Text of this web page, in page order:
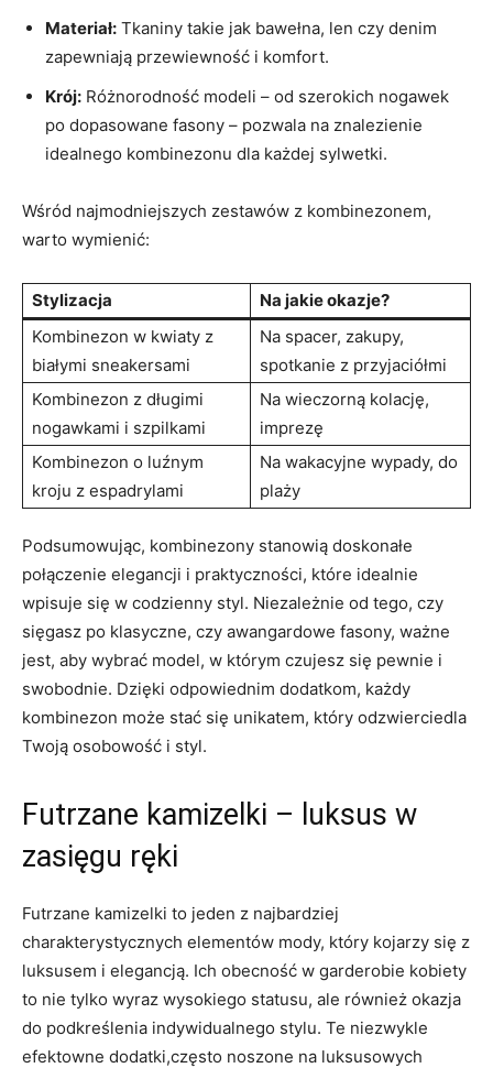
Materiał: Tkaniny takie jak bawełna, len czy denim
zapewniają przewiewność i komfort.
Krój: Różnorodność modeli – od szerokich nogawek
po dopasowane fasony – pozwala na znalezienie
idealnego kombinezonu dla każdej sylwetki.
Wśród najmodniejszych zestawów z kombinezonem,
warto wymienić:
Stylizacja
Na jakie okazje?
Kombinezon w kwiaty z
białymi sneakersami
Na spacer, zakupy,
spotkanie z przyjaciółmi
Kombinezon z długimi
nogawkami i szpilkami
Na wieczorną kolację,
imprezę
Kombinezon o luźnym
kroju z espadrylami
Na wakacyjne wypady, do
plaży
Podsumowując, kombinezony stanowią doskonałe
połączenie elegancji i praktyczności, które idealnie
wpisuje się w codzienny styl. Niezależnie od tego, czy
sięgasz po klasyczne, czy awangardowe fasony, ważne
jest, aby wybrać model, w którym czujesz się pewnie i
swobodnie. Dzięki odpowiednim dodatkom, każdy
kombinezon może stać się unikatem, który odzwierciedla
Twoją osobowość i styl.
Futrzane kamizelki – luksus w
zasięgu ręki
Futrzane kamizelki to jeden z najbardziej
charakterystycznych elementów mody, który kojarzy się z
luksusem i elegancją. Ich obecność w garderobie kobiety
to nie tylko wyraz wysokiego statusu, ale również okazja
do podkreślenia indywidualnego stylu. Te niezwykle
efektowne dodatki,często noszone na luksusowych